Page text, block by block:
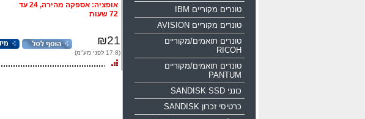
אופציה: אספקה מהירה, 24 עד
72 שעות
₪21
(17.8 לפני מע"מ)
טונרים מקוריים IBM
טונרים מקוריים AVISION
טונרים תואמים/מקוריים
RICOH
טונרים תואמים/מקוריים
PANTUM
כונני SANDISK SSD
כרטיסי זכרון SANDISK